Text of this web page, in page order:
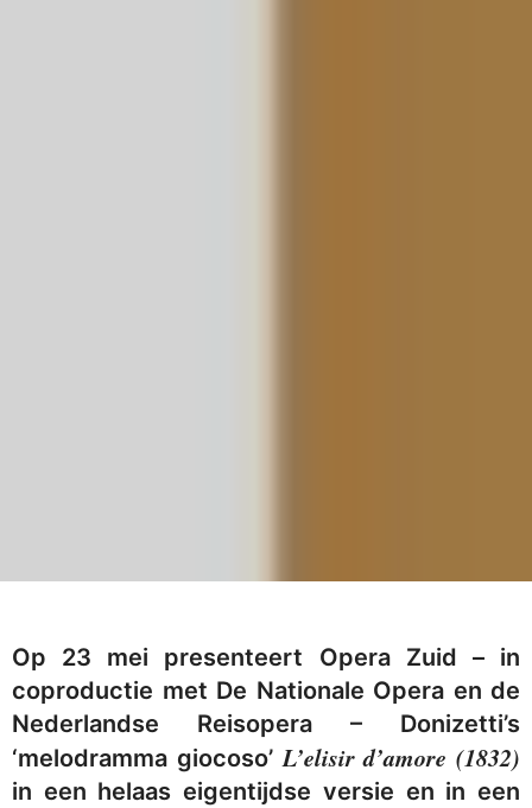
Op 23 mei presenteert Opera Zuid – in
coproductie met De Nationale Opera en de
Nederlandse Reisopera – Donizetti’s
‘melodramma giocoso’L’elisir d’amore (1832)
in een helaas eigentijdse versie en in een